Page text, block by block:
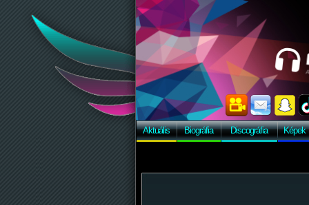
Aktuális Biográfia Discográfia Képek